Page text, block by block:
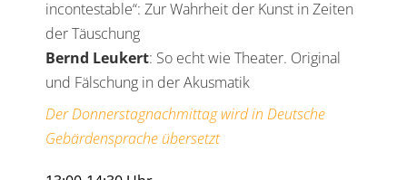
incontestable“: Zur Wahrheit der Kunst in Zeiten
der Täuschung
Bernd Leukert: So echt wie Theater. Original
und Fälschung in der Akusmatik
Der Donnerstagnachmittag wird in Deutsche
Gebärdensprache übersetzt